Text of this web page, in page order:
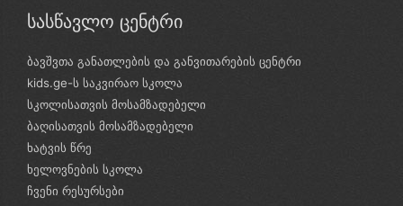
სასწავლო ცენტრი
ბავშვთა განათლების და განვითარების ცენტრი
kids.ge-ს საკვირაო სკოლა
სკოლისათვის მოსამზადებელი
ბაღისათვის მოსამზადებელი
ხატვის წრე
ხელოვნების სკოლა
ჩვენი რესურსები